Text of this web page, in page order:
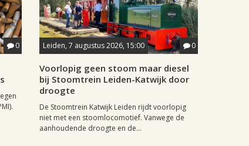
0 Leiden, 7 augustus 2026, 15:00 0
Voorlopig geen stoom maar diesel
bij Stoomtrein Leiden-Katwijk door
droogte
De Stoomtrein Katwijk Leiden rijdt voorlopig
niet met een stoomlocomotief. Vanwege de
aanhoudende droogte en de...